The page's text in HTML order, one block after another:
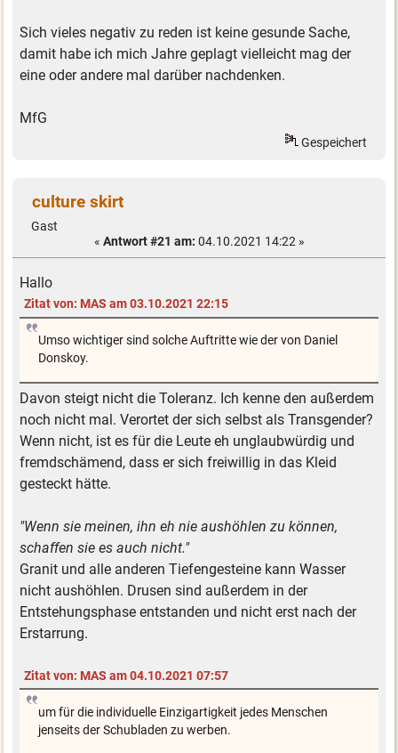
Sich vieles negativ zu reden ist keine gesunde Sache,
damit habe ich mich Jahre geplagt vielleicht mag der
eine oder andere mal darüber nachdenken.
MfG
Gespeichert
culture skirt
Gast
« Antwort #21 am: 04.10.2021 14:22 »
Hallo
Zitat von: MAS am 03.10.2021 22:15
Umso wichtiger sind solche Auftritte wie der von Daniel
Donskoy.
Davon steigt nicht die Toleranz. Ich kenne den außerdem
noch nicht mal. Verortet der sich selbst als Transgender?
Wenn nicht, ist es für die Leute eh unglaubwürdig und
fremdschämend, dass er sich freiwillig in das Kleid
gesteckt hätte.
"Wenn sie meinen, ihn eh nie aushöhlen zu können,
schaffen sie es auch nicht."
Granit und alle anderen Tiefengesteine kann Wasser
nicht aushöhlen. Drusen sind außerdem in der
Entstehungsphase entstanden und nicht erst nach der
Erstarrung.
Zitat von: MAS am 04.10.2021 07:57
um für die individuelle Einzigartigkeit jedes Menschen
jenseits der Schubladen zu werben.